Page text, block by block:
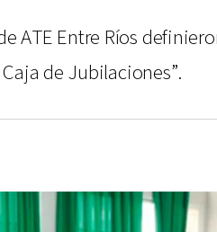
ATE Entre Ríos
de Jubilaciones”.